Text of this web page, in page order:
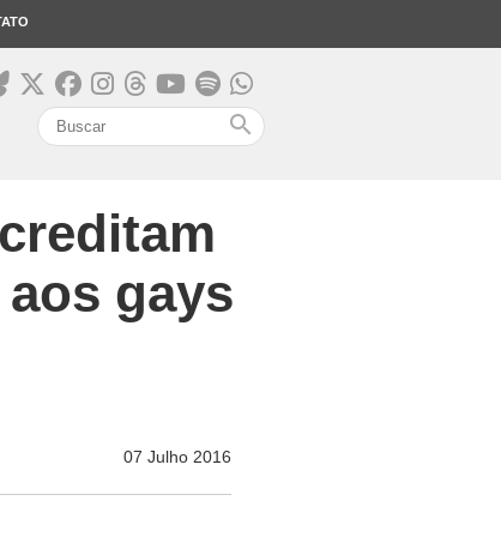
search
gays
07 Julho 2016